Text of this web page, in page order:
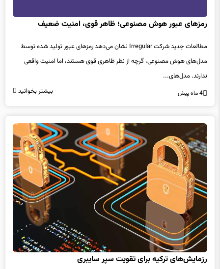
رمزهای عبور هوش مصنوعی؛ ظاهر قوی، امنیت ضعیف
مطالعات جدید شرکت Irregular نشان می‌دهد رمزهای عبور تولید شده توسط
مدل‌های هوش مصنوعی، گرچه از نظر ظاهری قوی هستند، اما امنیت واقعی
ندارند. مدل‌های...
4 ماه پیش بیشتر بخوانید
رزمایش‌های ترکیه برای تقویت سپر سایبری